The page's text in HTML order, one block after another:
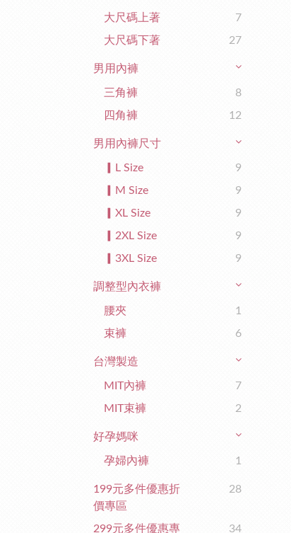
大尺碼上著
7
大尺碼下著
27
男用內褲
三角褲
8
四角褲
12
男用內褲尺寸
▎L Size
9
▎M Size
9
▎XL Size
9
▎2XL Size
9
▎3XL Size
9
調整型內衣褲
腰夾
1
束褲
6
台灣製造
MIT內褲
7
MIT束褲
2
好孕媽咪
孕婦內褲 1
199元多件優惠折
價專區
28
299元多件優惠專
34